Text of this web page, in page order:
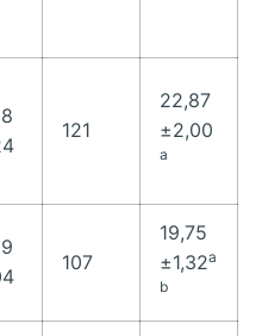
121
22,87
±2,00
a
107
19,75
±1,32a
b